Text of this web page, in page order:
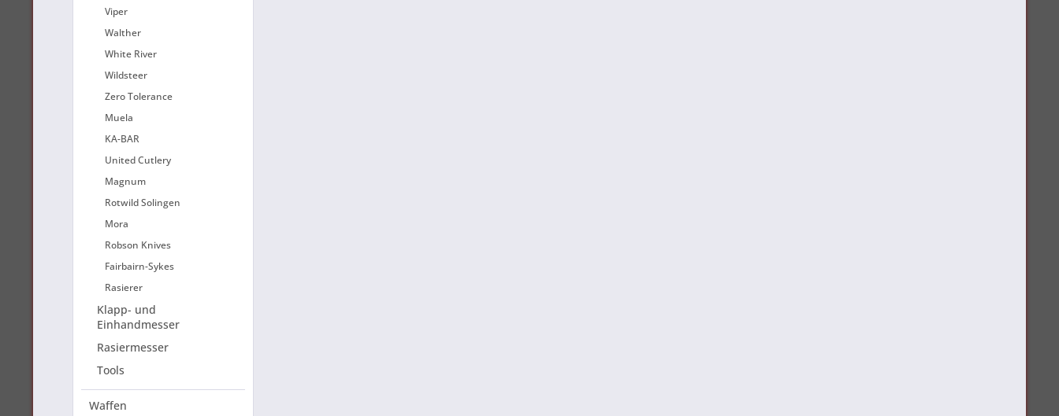
Viper
Walther
White River
Wildsteer
Zero Tolerance
Muela
KA-BAR
United Cutlery
Magnum
Rotwild Solingen
Mora
Robson Knives
Fairbairn-Sykes
Rasierer
Klapp- und
Einhandmesser
Rasiermesser
Tools
Waffen